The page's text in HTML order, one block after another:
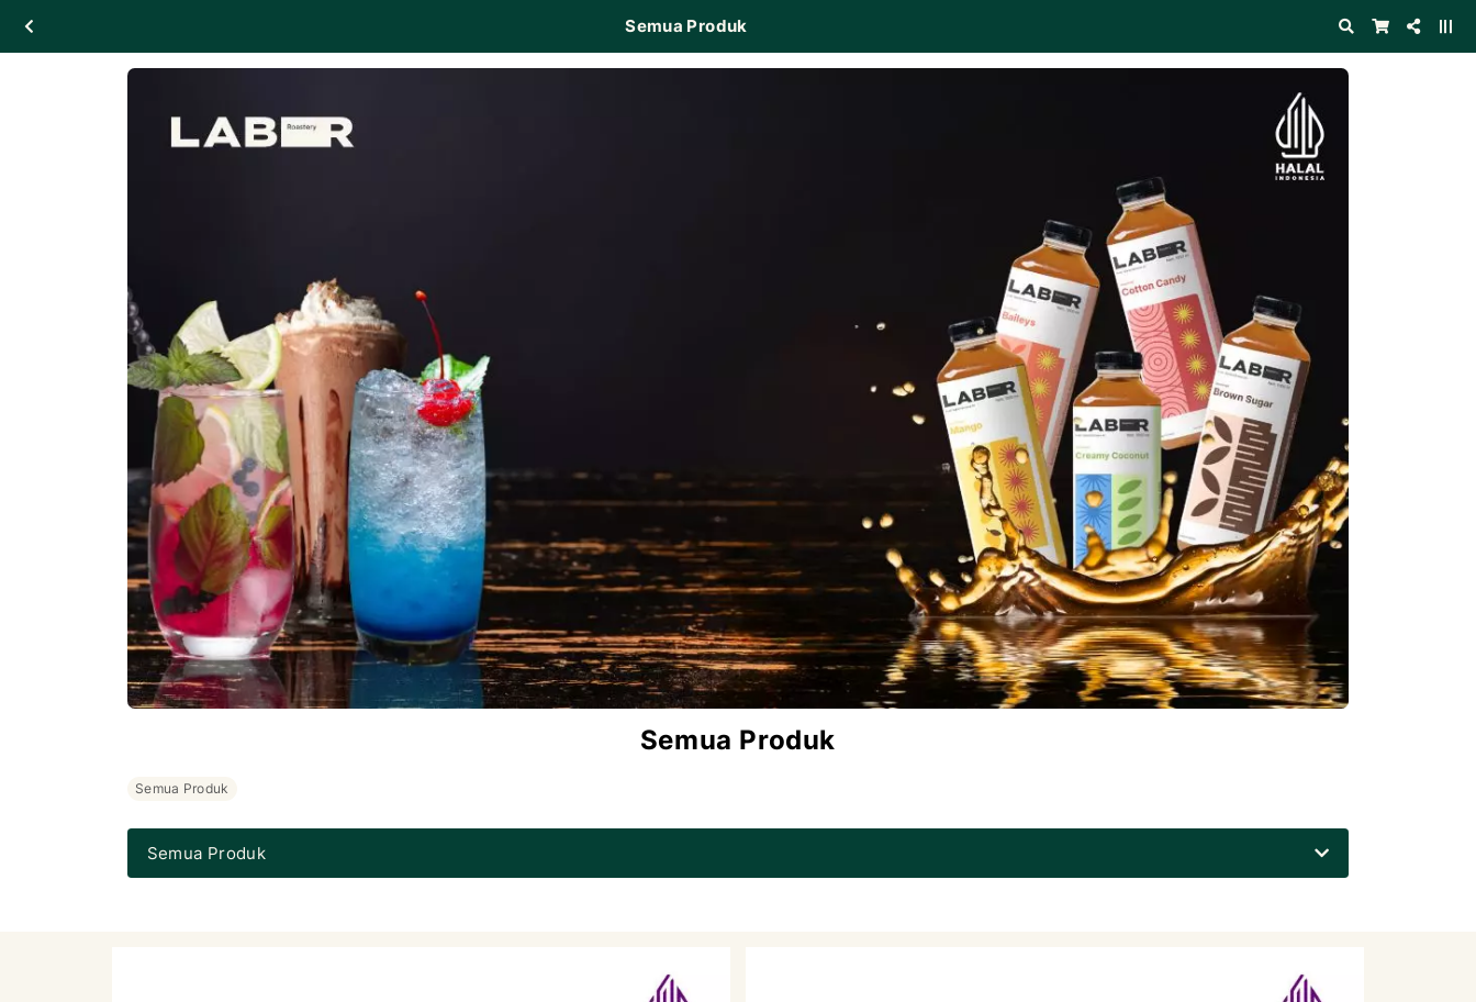
Semua Produk
Semua Produk
Semua Produk
Semua Produk